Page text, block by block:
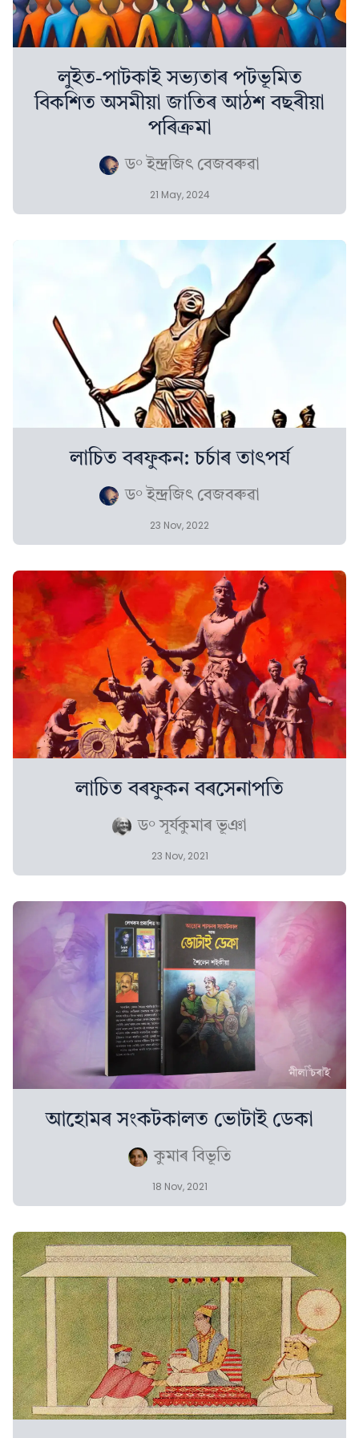
লুইত-পাটকাই সভ্যতাৰ পটভূমিত
বিকশিত অসমীয়া জাতিৰ আঠশ বছৰীয়া
পৰিক্ৰমা
ড° ইন্দ্ৰজিৎ বেজবৰুৱা
21 May, 2024
লাচিত বৰফুকন: চৰ্চাৰ তাৎপৰ্য
ড° ইন্দ্ৰজিৎ বেজবৰুৱা
23 Nov, 2022
লাচিত বৰফুকন বৰসেনাপতি
ড° সূৰ্যকুমাৰ ভূঞা
23 Nov, 2021
আহোমৰ সংকটকালত ভোটাই ডেকা
কুমাৰ বিভূতি
18 Nov, 2021